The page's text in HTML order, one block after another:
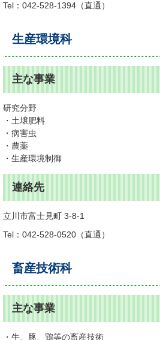
Tel：042-528-1394
直通
生産環境科
主な事業
研究分野
・土壌肥料
・病害虫
・農薬
・生産環境制御
連絡先
立川市富士見町 3-8-1
Tel：042-528-0520
直通
畜産技術科
主な事業
・牛、豚、鶏等の畜産技術